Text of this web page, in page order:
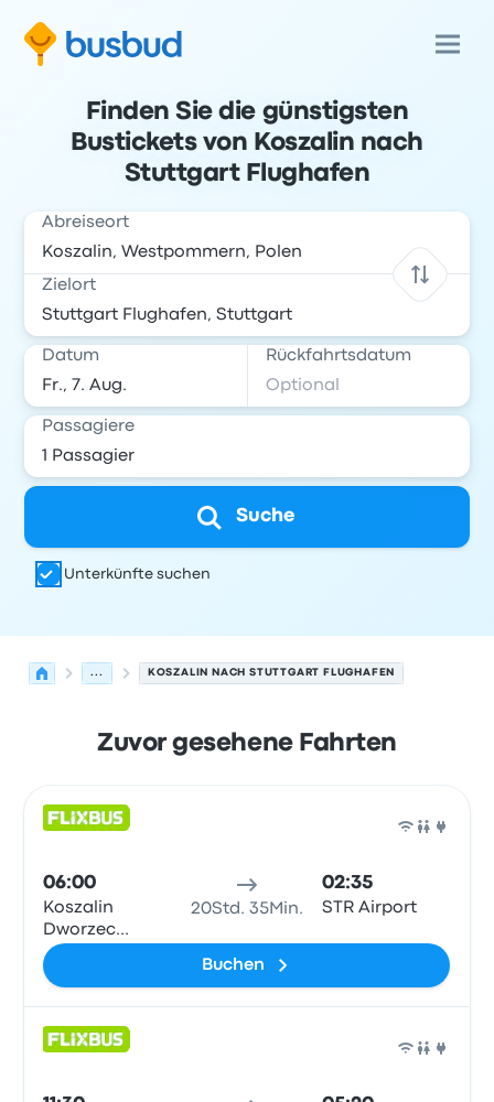
Finden Sie die günstigsten
Bustickets von Koszalin nach
Stuttgart Flughafen
Abreiseort
Zielort
Datum Rückfahrtsdatum
Passagiere
Suche
Unterkünfte suchen
... KOSZALIN NACH STUTTGART FLUGHAFEN
Zuvor gesehene Fahrten
06:00
Koszalin
Dworzec
Autobusowy
20Std. 35Min.
02:35
STR Airport
Buchen